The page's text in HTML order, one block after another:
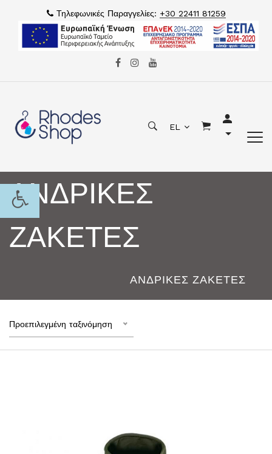
Τηλεφωνικές Παραγγελίες: +30 22411 81259
EL
ΑΝΔΡΙΚΕΣ
ΖΑΚΕΤΕΣ
ΑΝΔΡΙΚΕΣ ΖΑΚΕΤΕΣ
Προεπιλεγμένη ταξινόμηση